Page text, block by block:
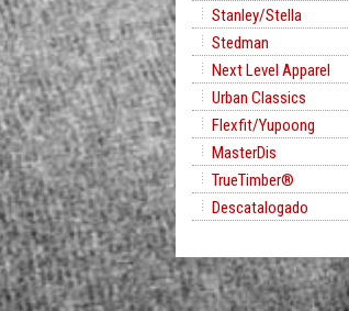
Stanley/Stella
Stedman
Next Level Apparel
Urban Classics
Flexfit/Yupoong
MasterDis
TrueTimber®
Descatalogado